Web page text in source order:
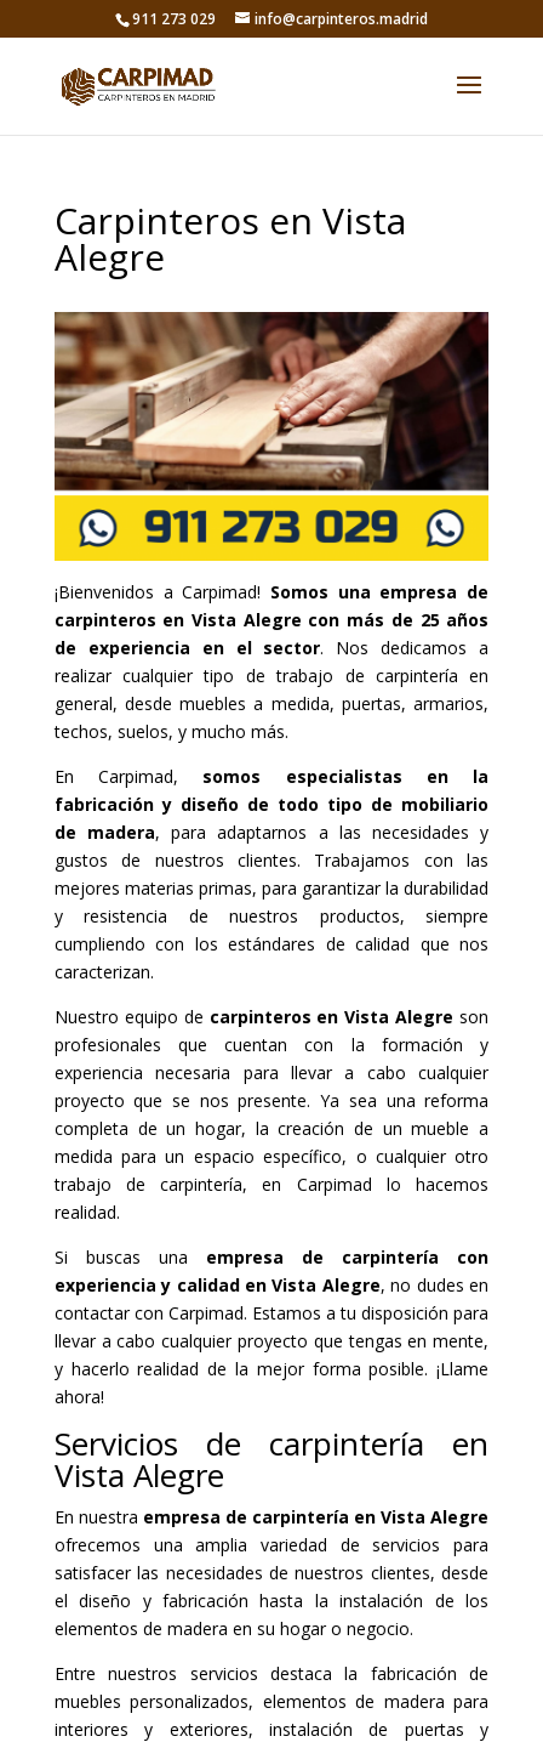
911 273 029 info@carpinteros.madrid
Carpinteros en Vista
Alegre
¡Bienvenidos a Carpimad! Somos una empresa de
carpinteros en Vista Alegre con más de 25 años
de experiencia en el sector. Nos dedicamos a
realizar cualquier tipo de trabajo de carpintería en
general, desde muebles a medida, puertas, armarios,
techos, suelos, y mucho más.
En Carpimad, somos especialistas en la
fabricación y diseño de todo tipo de mobiliario
de madera, para adaptarnos a las necesidades y
gustos de nuestros clientes. Trabajamos con las
mejores materias primas, para garantizar la durabilidad
y resistencia de nuestros productos, siempre
cumpliendo con los estándares de calidad que nos
caracterizan.
Nuestro equipo de carpinteros en Vista Alegreson
profesionales que cuentan con la formación y
experiencia necesaria para llevar a cabo cualquier
proyecto que se nos presente. Ya sea una reforma
completa de un hogar, la creación de un mueble a
medida para un espacio específico, o cualquier otro
trabajo de carpintería, en Carpimad lo hacemos
realidad.
Si buscas una empresa de carpintería con
experiencia y calidad en Vista Alegre, no dudes en
contactar con Carpimad. Estamos a tu disposición para
llevar a cabo cualquier proyecto que tengas en mente,
y hacerlo realidad de la mejor forma posible. ¡Llame
ahora!
Servicios de carpintería en
Vista Alegre
En nuestra empresa de carpintería en Vista Alegre
ofrecemos una amplia variedad de servicios para
satisfacer las necesidades de nuestros clientes, desde
el diseño y fabricación hasta la instalación de los
elementos de madera en su hogar o negocio.
Entre nuestros servicios destaca la fabricación de
muebles personalizados, elementos de madera para
interiores y exteriores, instalación de puertas y